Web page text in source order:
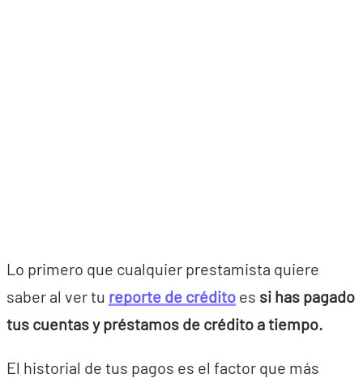
Lo primero que cualquier prestamista quiere
saber al ver tu reporte de crédito es si has pagado
tus cuentas y préstamos de crédito a tiempo.
El historial de tus pagos es el factor que más